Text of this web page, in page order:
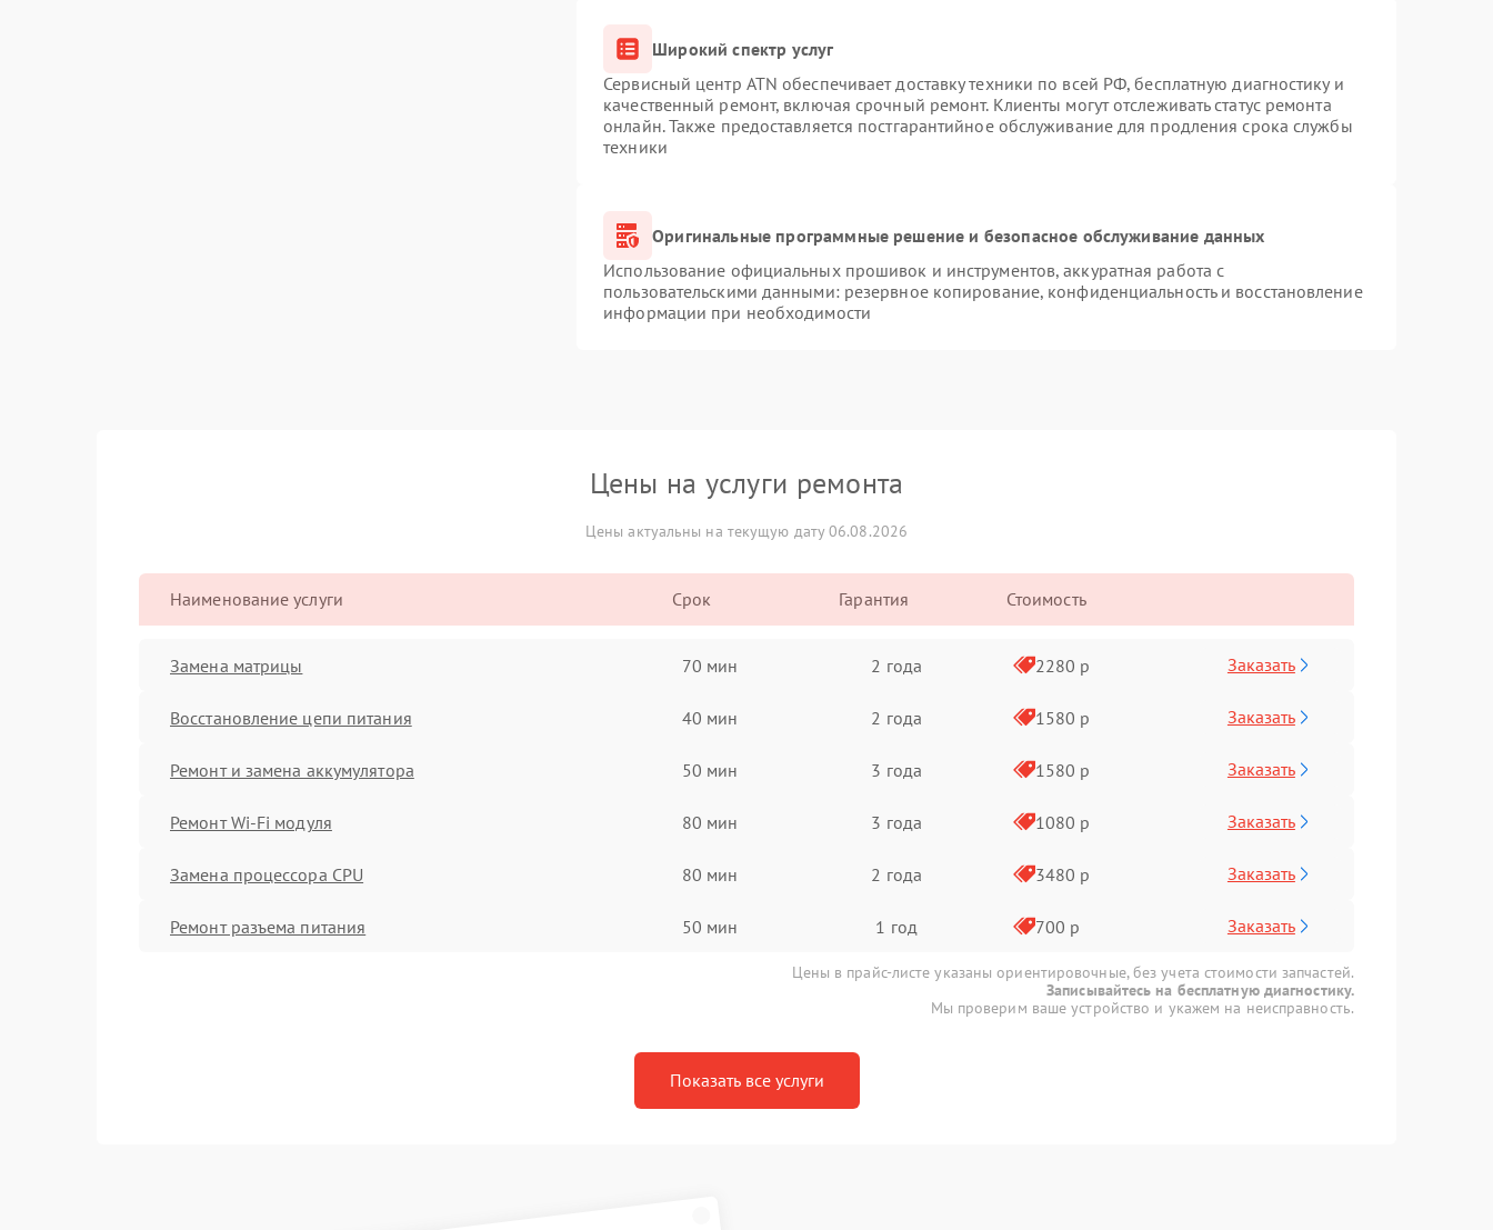
Широкий спектр услуг
Сервисный центр ATN обеспечивает доставку техники по всей РФ, бесплатную диагностику и
качественный ремонт, включая срочный ремонт. Клиенты могут отслеживать статус ремонта
онлайн. Также предоставляется постгарантийное обслуживание для продления срока службы
техники
Оригинальные программные решение и безопасное обслуживание данных
Использование официальных прошивок и инструментов, аккуратная работа с
пользовательскими данными: резервное копирование, конфиденциальность и восстановление
информации при необходимости
Цены на услуги ремонта
Цены актуальны на текущую дату 06.08.2026
Наименование услуги Срок Гарантия Стоимость
Замена матрицы 70 мин 2 года 2280 р Заказать
Восстановление цепи питания 40 мин 2 года 1580 р Заказать
Ремонт и замена аккумулятора 50 мин 3 года 1580 р Заказать
Ремонт Wi-Fi модуля 80 мин 3 года 1080 р Заказать
Замена процессора CPU 80 мин 2 года 3480 р Заказать
Ремонт разъема питания 50 мин 1 год 700 р Заказать
Цены в прайс-листе указаны ориентировочные, без учета стоимости запчастей.
Записывайтесь на бесплатную диагностику.
Мы проверим ваше устройство и укажем на неисправность.
Показать все услуги